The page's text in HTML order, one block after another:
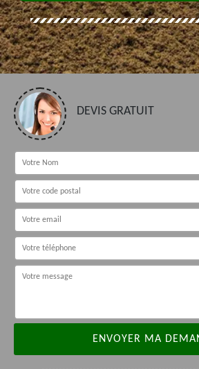
DEVIS GRATUIT